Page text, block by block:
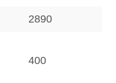
2890
400